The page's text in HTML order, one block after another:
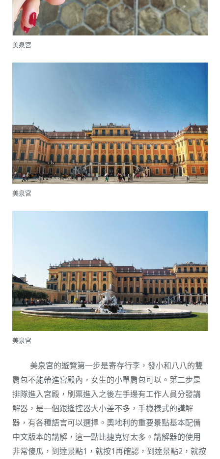
美泉宮
美泉宮
美泉宮
美泉宮的遊覽第一步是寄存行李，發小和八八的雙
肩包不能帶進宮殿內，女生的小單肩包可以。第二步是
排隊進入宮殿，刷票進入之後左手邊有工作人員分發講
解器，是一個跟遙控器大小差不多，手機樣式的講解
器，有各種語言可以選擇。奧地利的重要景點基本配備
中文版本的講解，這一點比捷克好太多。講解器的使用
非常傻瓜，到達景點1，就按1再確認，到達景點2，就按